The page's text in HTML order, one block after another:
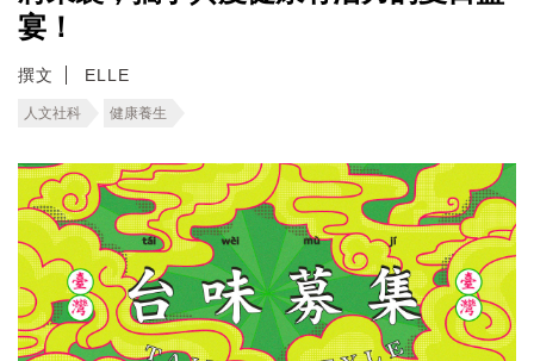
宴！
撰文 ELLE
人文社科 健康養生